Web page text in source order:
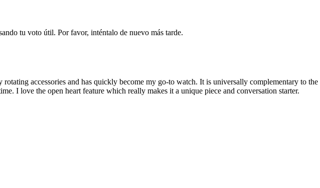
tu voto útil. Por favor, inténtalo de nuevo más tarde.
accessories and has quickly become my go-to watch. It is universally complementary to
I love the open heart feature which really makes it a unique piece and conversation starter.